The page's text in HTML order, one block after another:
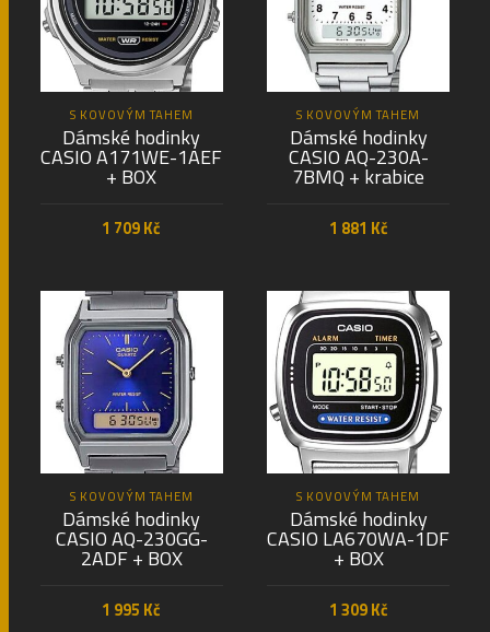
S KOVOVÝM TAHEM
Dámské hodinky
CASIO A171WE-1AEF
+ BOX
1 709Kč
S KOVOVÝM TAHEM
Dámské hodinky
CASIO AQ-230A-
7BMQ + krabice
1 881 Kč
S KOVOVÝM TAHEM
Dámské hodinky
CASIO AQ-230GG-
2ADF + BOX
1 995 Kč
S KOVOVÝM TAHEM
Dámské hodinky
CASIO LA670WA-1DF
+ BOX
1 309Kč